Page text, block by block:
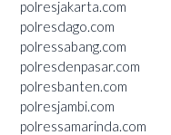
polresjakarta.com
polresdago.com
polressabang.com
polresdenpasar.com
polresbanten.com
polresjambi.com
polressamarinda.com